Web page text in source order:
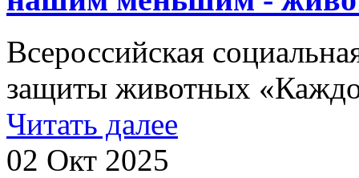
Всероссийская
защиты животных
Читать далее
02 Окт 2025